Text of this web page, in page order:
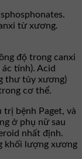
từ xương.
độ trong canxi
tính). Acid
thư tủy xương)
cơ thể.
trị bệnh Paget, và
ở phụ nữ sau
nhất định.
khối lượng xương